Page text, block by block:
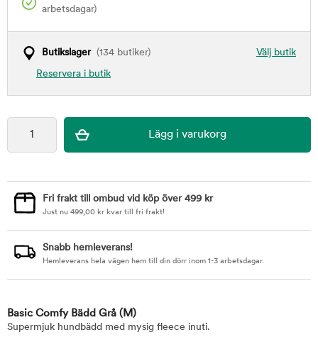
arbetsdagar)
Välj butik
Butikslager(134 butiker)
Reservera i butik
Fri frakt till ombud vid köp över 499 kr
Just nu 499,00 kr kvar till fri frakt!
Snabb hemleverans!
Hemleverans hela vägen hem till din dörr inom 1-3 arbetsdagar.
Basic Comfy Bädd Grå (M)
Supermjuk hundbädd med mysig fleece inuti.